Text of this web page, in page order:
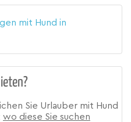
mit Hund in
Sie Urlauber mit Hund
wo diese Sie suchen